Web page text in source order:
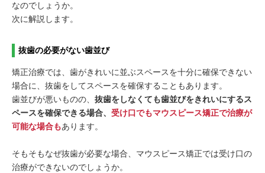
なのでしょうか。
次に解説します。
抜歯の必要がない歯並び
矯正治療では、歯がきれいに並ぶスペースを十分に確保できない
場合に、抜歯をしてスペースを確保することもあります。
歯並びが悪いものの、 抜歯をしなくても歯並びをきれいにするス
ペースを確保できる場合、 受け口でもマウスピース矯正で治療が
可能な場合もあります。
そもそもなぜ抜歯が必要な場合、マウスピース矯正では受け口の
治療ができないのでしょうか。